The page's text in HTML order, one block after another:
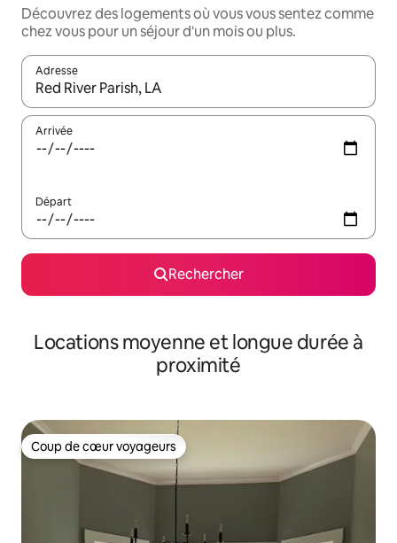
Découvrez des logements où vous vous sentez comme
chez vous pour un séjour d'un mois ou plus.
Adresse
Lorsque les résultats s'affichent, utilisez les flèches vers le
Arrivée
Départ
Rechercher
Locations moyenne et longue durée à
proximité
Coup de cœur voyageurs
Coup de cœur voyageurs